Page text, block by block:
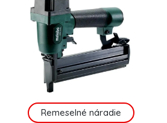
Remeselné náradie